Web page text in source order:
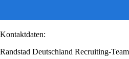
Kontaktdaten:
Randstad Deutschland Recruiting-Team